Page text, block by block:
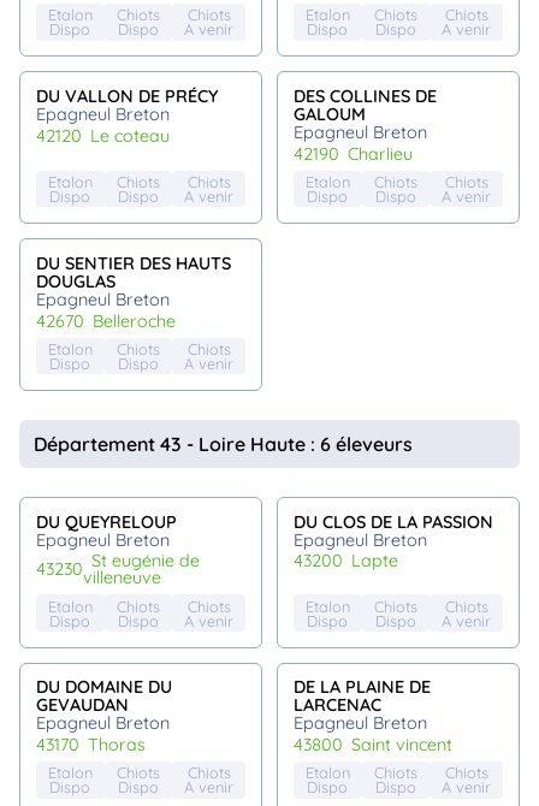
Etalon
Dispo
Chiots
Dispo
Chiots
A venir
Etalon
Dispo
Chiots
Dispo
Chiots
A venir
DU VALLON DE PRÉCY
Epagneul Breton
42120
le coteau
Etalon
Dispo
Chiots
Dispo
Chiots
A venir
DES COLLINES DE
GALOUM
Epagneul Breton
42190
charlieu
Etalon
Dispo
Chiots
Dispo
Chiots
A venir
DU SENTIER DES HAUTS
DOUGLAS
Epagneul Breton
42670
belleroche
Etalon
Dispo
Chiots
Dispo
Chiots
A venir
Département 43 - Loire Haute : 6 éleveurs
DU QUEYRELOUP
Epagneul Breton
43230 st eugénie de
villeneuve
Etalon
Dispo
Chiots
Dispo
Chiots
A venir
DU CLOS DE LA PASSION
Epagneul Breton
43200
lapte
Etalon
Dispo
Chiots
Dispo
Chiots
A venir
DU DOMAINE DU
GEVAUDAN
Epagneul Breton
43170
thoras
Etalon
Dispo
Chiots
Dispo
Chiots
A venir
DE LA PLAINE DE
LARCENAC
Epagneul Breton
43800
saint vincent
Etalon
Dispo
Chiots
Dispo
Chiots
A venir